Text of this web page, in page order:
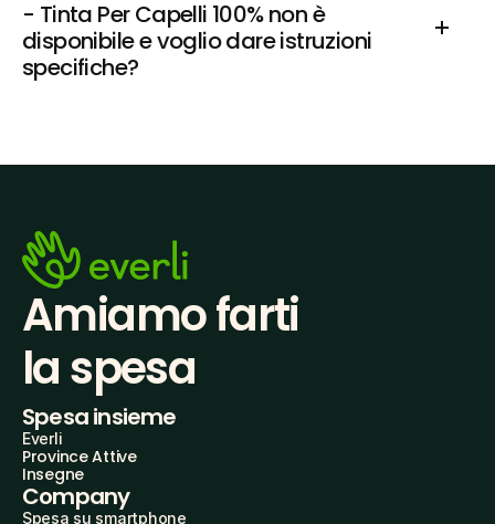
- Tinta Per Capelli 100% non è
disponibile e voglio dare istruzioni
specifiche?
Amiamo farti
la spesa
Spesa insieme
Everli
Province Attive
Insegne
Company
Spesa su smartphone